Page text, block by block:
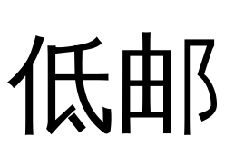
低邮